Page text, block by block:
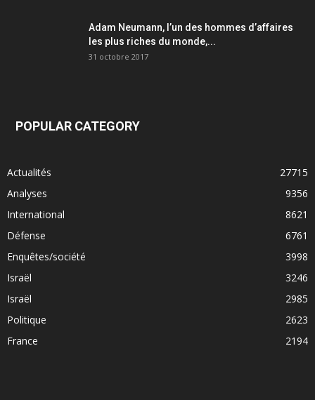
Adam Neumann, l’un des hommes d’affaires
les plus riches du monde,...
31 octobre 2017
POPULAR CATEGORY
Actualités
27715
Analyses
9356
International
8621
Défense
6761
Enquêtes/société
3998
Israël
3246
Israël
2985
Politique
2623
France
2194